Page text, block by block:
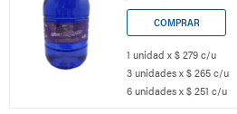
1 unidad x $ 279 c/u
3 unidades x $ 265 c/u
6 unidades x $ 251 c/u